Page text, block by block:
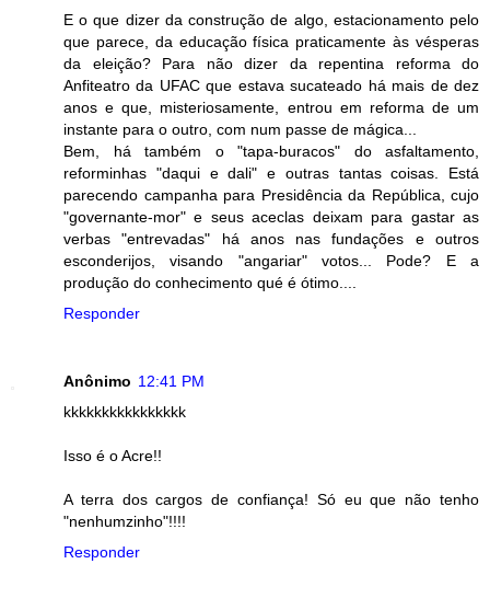
E o que dizer da construção de algo, estacionamento pelo
que parece, da educação física praticamente às vésperas
da eleição? Para não dizer da repentina reforma do
Anfiteatro da UFAC que estava sucateado há mais de dez
anos e que, misteriosamente, entrou em reforma de um
instante para o outro, com num passe de mágica...
Bem, há também o "tapa-buracos" do asfaltamento,
reforminhas "daqui e dali" e outras tantas coisas. Está
parecendo campanha para Presidência da República, cujo
"governante-mor" e seus aceclas deixam para gastar as
verbas "entrevadas" há anos nas fundações e outros
esconderijos, visando "angariar" votos... Pode? E a
produção do conhecimento qué é ótimo....
Responder
Anônimo 12:41 PM
kkkkkkkkkkkkkkkk
Isso é o Acre!!
A terra dos cargos de confiança! Só eu que não tenho
"nenhumzinho"!!!!
Responder